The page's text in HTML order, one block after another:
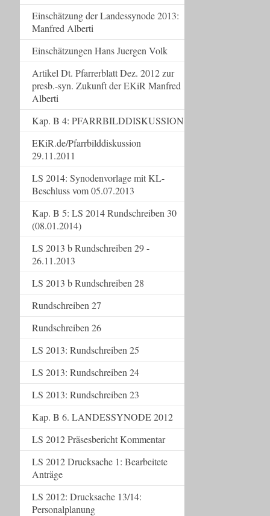
Einschätzung der Landessynode 2013:
Manfred Alberti
Einschätzungen Hans Juergen Volk
Artikel Dt. Pfarrerblatt Dez. 2012 zur
presb.-syn. Zukunft der EKiR Manfred
Alberti
Kap. B 4: PFARRBILDDISKUSSION
EKiR.de/Pfarrbilddiskussion
29.11.2011
LS 2014: Synodenvorlage mit KL-
Beschluss vom 05.07.2013
Kap. B 5: LS 2014 Rundschreiben 30
(08.01.2014)
LS 2013 b Rundschreiben 29 -
26.11.2013
LS 2013 b Rundschreiben 28
Rundschreiben 27
Rundschreiben 26
LS 2013: Rundschreiben 25
LS 2013: Rundschreiben 24
LS 2013: Rundschreiben 23
Kap. B 6. LANDESSYNODE 2012
LS 2012 Präsesbericht Kommentar
LS 2012 Drucksache 1: Bearbeitete
Anträge
LS 2012: Drucksache 13/14:
Personalplanung